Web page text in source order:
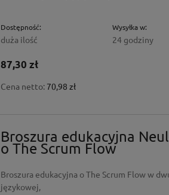
Dostępność:
duża ilość
Wysyłka w:
24 godziny
87,30 zł
Cena netto: 70,98 zł
Broszura edukacyjna
o The Scrum Flow
Broszura edukacyjna o The Scrum Flow w
językowej,